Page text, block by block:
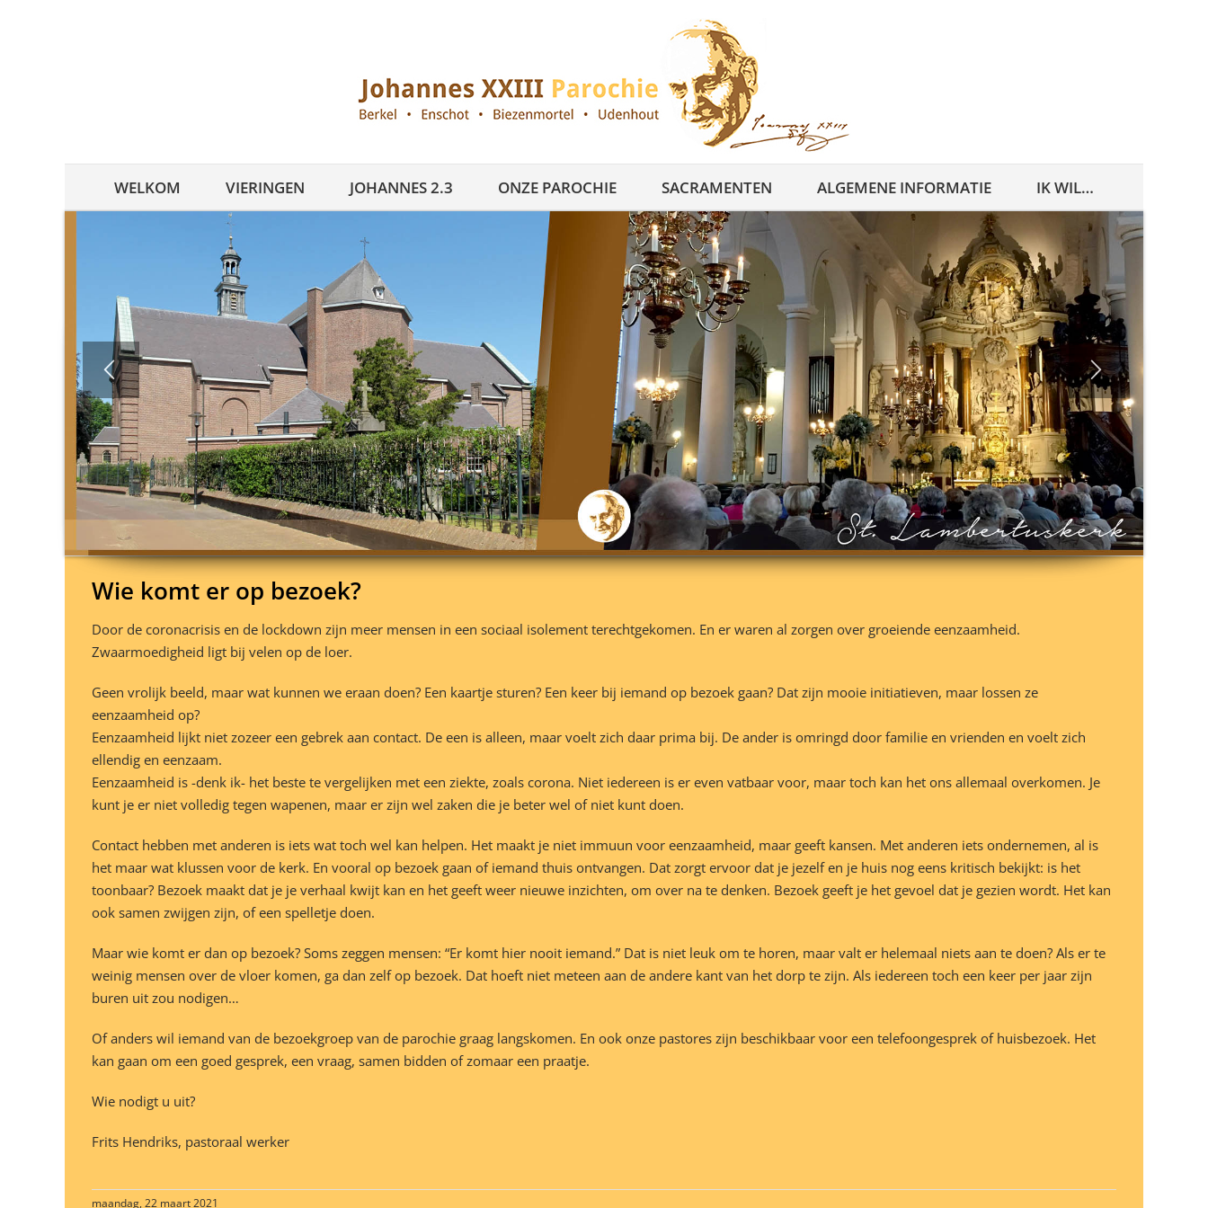
WELKOM VIERINGEN JOHANNES 2.3 ONZE PAROCHIE SACRAMENTEN ALGEMENE INFORMATIE IK WIL…
Wie komt er op bezoek?
Door de coronacrisis en de lockdown zijn meer mensen in een sociaal isolement terechtgekomen. En er waren al zorgen over groeiende eenzaamheid.
Zwaarmoedigheid ligt bij velen op de loer.
Geen vrolijk beeld, maar wat kunnen we eraan doen? Een kaartje sturen? Een keer bij iemand op bezoek gaan? Dat zijn mooie initiatieven, maar lossen ze
eenzaamheid op?
Eenzaamheid lijkt niet zozeer een gebrek aan contact. De een is alleen, maar voelt zich daar prima bij. De ander is omringd door familie en vrienden en voelt zich
ellendig en eenzaam.
Eenzaamheid is -denk ik- het beste te vergelijken met een ziekte, zoals corona. Niet iedereen is er even vatbaar voor, maar toch kan het ons allemaal overkomen. Je
kunt je er niet volledig tegen wapenen, maar er zijn wel zaken die je beter wel of niet kunt doen.
Contact hebben met anderen is iets wat toch wel kan helpen. Het maakt je niet immuun voor eenzaamheid, maar geeft kansen. Met anderen iets ondernemen, al is
het maar wat klussen voor de kerk. En vooral op bezoek gaan of iemand thuis ontvangen. Dat zorgt ervoor dat je jezelf en je huis nog eens kritisch bekijkt: is het
toonbaar? Bezoek maakt dat je je verhaal kwijt kan en het geeft weer nieuwe inzichten, om over na te denken. Bezoek geeft je het gevoel dat je gezien wordt. Het kan
ook samen zwijgen zijn, of een spelletje doen.
Maar wie komt er dan op bezoek? Soms zeggen mensen: “Er komt hier nooit iemand.” Dat is niet leuk om te horen, maar valt er helemaal niets aan te doen? Als er te
weinig mensen over de vloer komen, ga dan zelf op bezoek. Dat hoeft niet meteen aan de andere kant van het dorp te zijn. Als iedereen toch een keer per jaar zijn
buren uit zou nodigen…
Of anders wil iemand van de bezoekgroep van de parochie graag langskomen. En ook onze pastores zijn beschikbaar voor een telefoongesprek of huisbezoek. Het
kan gaan om een goed gesprek, een vraag, samen bidden of zomaar een praatje.
Wie nodigt u uit?
Frits Hendriks, pastoraal werker
maandag, 22 maart 2021